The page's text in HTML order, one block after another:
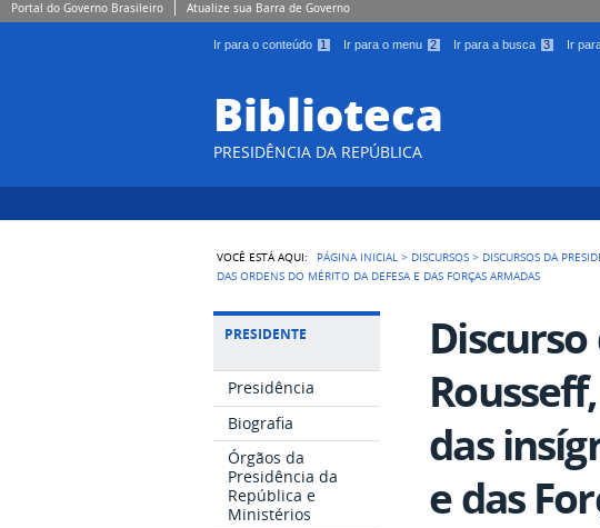
Portal do Governo Brasileiro Atualize sua Barra de Governo
Ir para o conteúdo 1 Ir para o menu 2 Ir para a busca 3 Ir
Biblioteca
PRESIDÊNCIA DA REPÚBLICA
VOCÊ ESTÁ AQUI: PÁGINA INICIAL > DISCURSOS > DISCURSOS DA
DAS ORDENS DO MÉRITO DA DEFESA E DAS FORÇAS ARMADAS
PRESIDENTE
Presidência
Biografia
Órgãos da
Presidência da
República e
Ministérios
das
e das